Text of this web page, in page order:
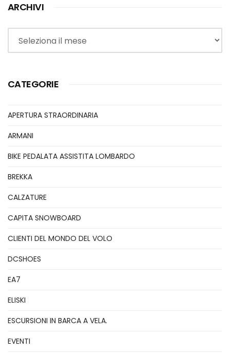
ARCHIVI
Archivi
CATEGORIE
APERTURA STRAORDINARIA
ARMANI
BIKE PEDALATA ASSISTITA LOMBARDO
BREKKA
CALZATURE
CAPITA SNOWBOARD
CLIENTI DEL MONDO DEL VOLO
DCSHOES
EA7
ELISKI
ESCURSIONI IN BARCA A VELA.
EVENTI